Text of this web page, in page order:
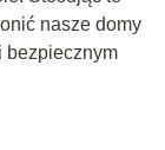
nasze domy
bezpiecznym